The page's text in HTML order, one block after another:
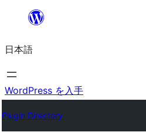
を
ス
キ
プ
日本語
WordPress を入手
Plugin Directory